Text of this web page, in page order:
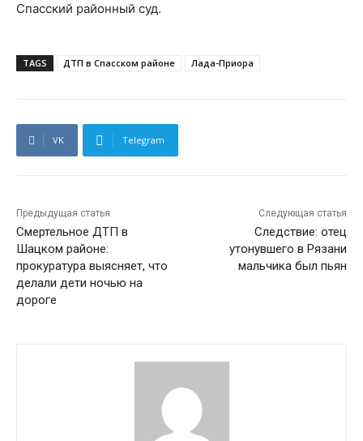
Спасский районный суд.
TAGS ДТП в Спасском районе Лада-Приора
VK Telegram
Предыдущая статья
Смертельное ДТП в
Шацком районе:
прокуратура выясняет, что
делали дети ночью на
дороге
Следующая статья
Следствие: отец
утонувшего в Рязани
мальчика был пьян